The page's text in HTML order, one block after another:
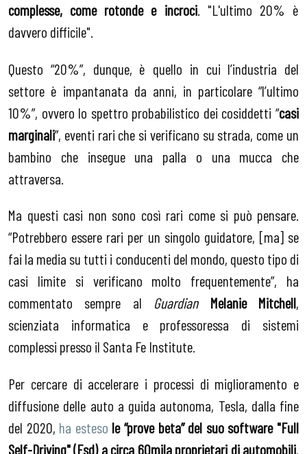
complesse, come rotonde e incroci. "L'ultimo 20% è
davvero difficile".
Questo “20%”, dunque, è quello in cui l’industria del
settore è impantanata da anni, in particolare “l’ultimo
10%”, ovvero lo spettro probabilistico dei cosiddetti “casi
marginali”, eventi rari che si verificano su strada, come un
bambino che insegue una palla o una mucca che
attraversa.
Ma questi casi non sono così rari come si può pensare.
“Potrebbero essere rari per un singolo guidatore, [ma] se
fai la media su tutti i conducenti del mondo, questo tipo di
casi limite si verificano molto frequentemente”, ha
commentato sempre al Guardian Melanie Mitchell,
scienziata informatica e professoressa di sistemi
complessi presso il Santa Fe Institute.
Per cercare di accelerare i processi di miglioramento e
diffusione delle auto a guida autonoma, Tesla, dalla fine
del 2020, ha esteso le “prove beta” del suo software "Full
Self-Driving" (Fsd) a circa 60mila proprietari di automobili,